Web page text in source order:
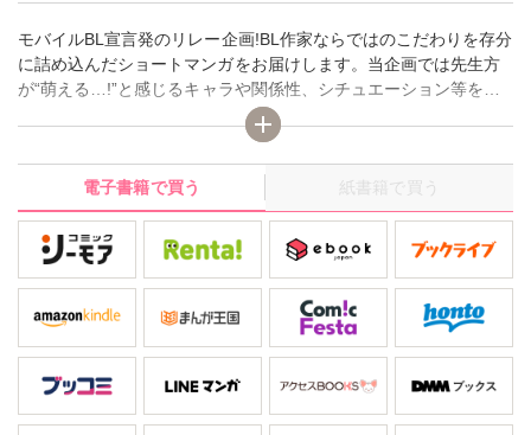
モバイルBL宣言発のリレー企画!BL作家ならではのこだわりを存分
に詰め込んだショートマンガをお届けします。当企画では先生方
が“萌える…!”と感じるキャラや関係性、シチュエーション等をふ
んだんに詰め込んで、ストーリーのクライマックスのみを抜粋し
ました!!人気作家の性癖がぎゅっと凝縮された作品が読めるのは
『いきなりCLIMAX!』だけ☆ 執筆陣は毎回変わるのでお楽しみに!
電子書籍で買う
紙書籍で買う